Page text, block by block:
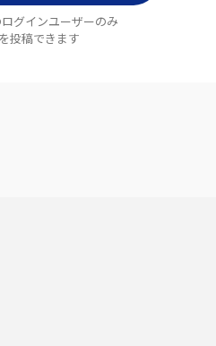
グインユーザーのみ
投稿できます